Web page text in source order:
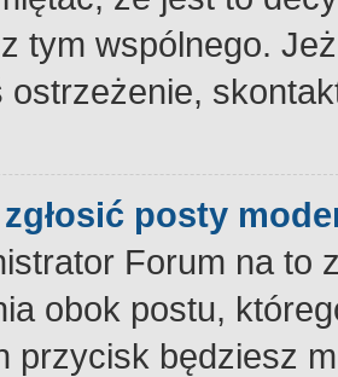
tym wspólnego.
ostrzeżenie,
posty
Forum na to
obok postu,
przycisk będziesz